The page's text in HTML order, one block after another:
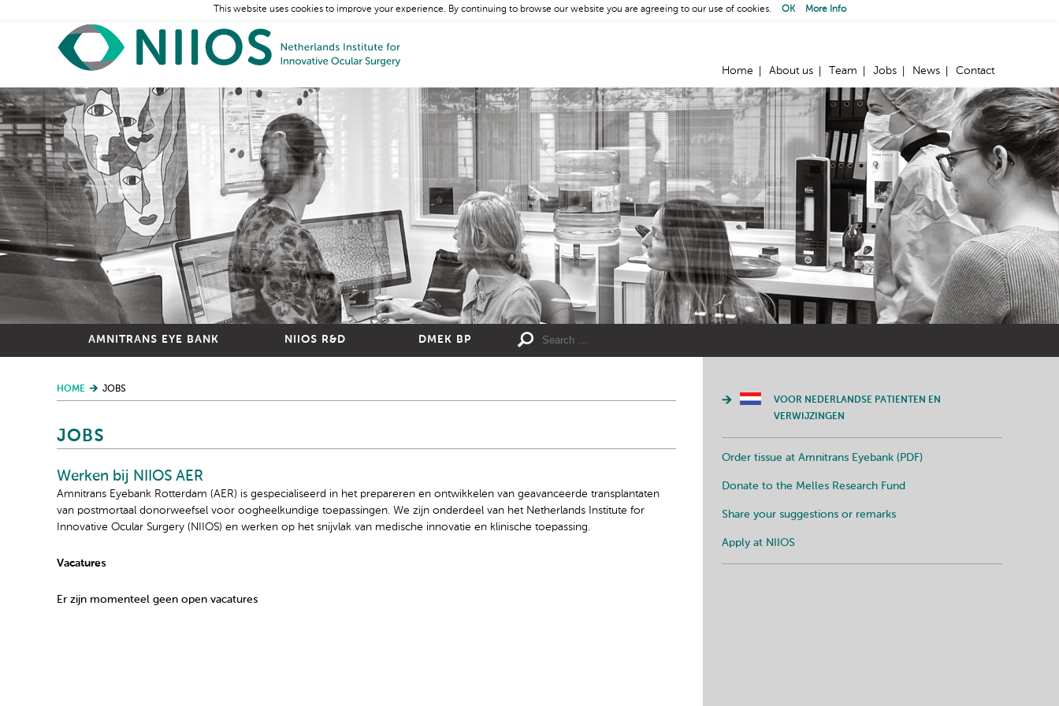
Home About us Team Jobs News Contact
AMNITRANS EYE BANK NIIOS R&D DMEK BP
HOME JOBS
JOBS
Werken bij NIIOS AER
Amnitrans Eyebank Rotterdam (AER) is gespecialiseerd in het prepareren en ontwikkelen van geavanceerde transplantaten
van postmortaal donorweefsel voor oogheelkundige toepassingen. We zijn onderdeel van het Netherlands Institute for
Innovative Ocular Surgery (NIIOS) en werken op het snijvlak van medische innovatie en klinische toepassing.
Vacatures
Er zijn momenteel geen open vacatures
VOOR NEDERLANDSE PATIENTEN EN
VERWIJZINGEN
Order tissue at Amnitrans Eyebank (PDF)
Donate to the Melles Research Fund
Share your suggestions or remarks
Apply at NIIOS
This website uses cookies to improve your experience. By continuing to browse our website you are agreeing to our use of cookies. OK More Info